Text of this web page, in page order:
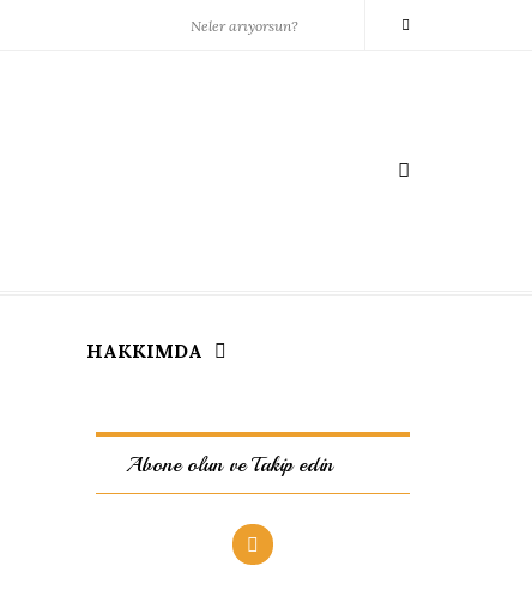
HAKKIMDA
Abone olun ve Takip edin